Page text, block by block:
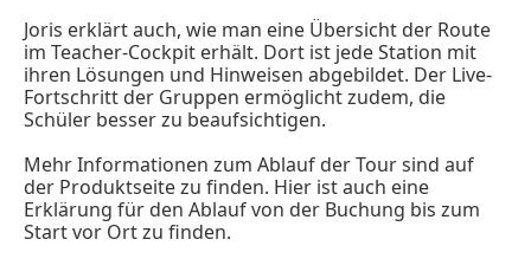
Joris erklärt auch, wie man eine Übersicht der Route
im Teacher-Cockpit erhält. Dort ist jede Station mit
ihren Lösungen und Hinweisen abgebildet. Der Live-
Fortschritt der Gruppen ermöglicht zudem, die
Schüler besser zu beaufsichtigen.
Mehr Informationen zum Ablauf der Tour sind auf
der Produktseite zu finden. Hier ist auch eine
Erklärung für den Ablauf von der Buchung bis zum
Start vor Ort zu finden.